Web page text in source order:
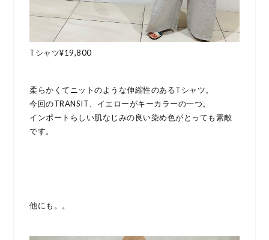
Tシャツ¥19,800
柔らかくてニットのような伸縮性のあるTシャツ。
今回のTRANSIT、イエローがキーカラーの一つ。
インポートらしい肌なじみの良い染め色がとっても素敵
です。
他にも。。